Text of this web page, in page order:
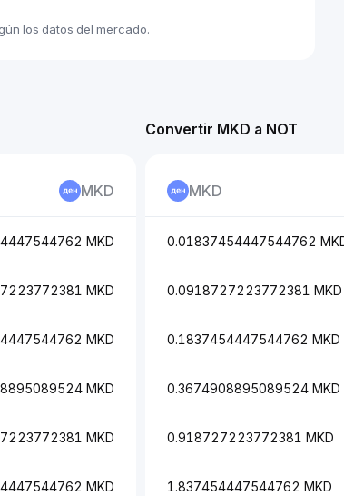
los datos del mercado.
MKD
MKD
MKD
MKD
MKD
MKD
MKD
Convertir MKD a NOT
MKD
0.01837454447544762
0.0918727223772381 MKD
0.1837454447544762 MKD
0.3674908895089524 MKD
0.918727223772381 MKD
1.837454447544762 MKD